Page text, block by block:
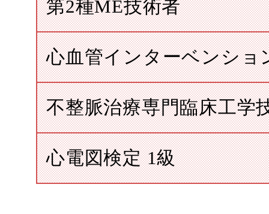
第2種ME技術者
心血管インターベンショ
不整脈治療専門臨床工学
心電図検定 1級